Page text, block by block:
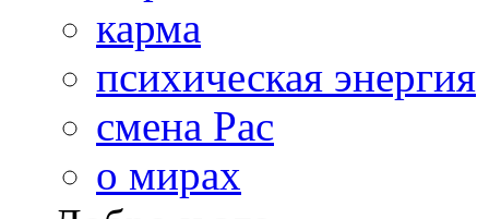
карма
психическая энергия
смена Рас
о мирах